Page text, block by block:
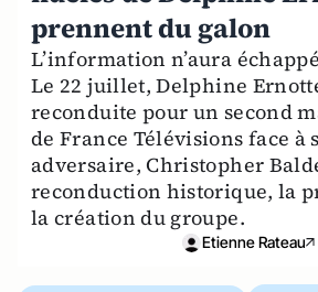
prennent du galon
L’information n’aura
Le 22 juillet, Delphine
reconduite pour un second
de France Télévisions face
adversaire, Christopher
reconduction historique, la
la création du groupe.
Etienne Rateau